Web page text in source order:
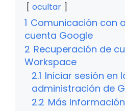
ocultar
1 Comunicación con
cuenta Google
2 Recuperación de
Workspace
2.1 Iniciar sesión en
administración de
2.2 Más